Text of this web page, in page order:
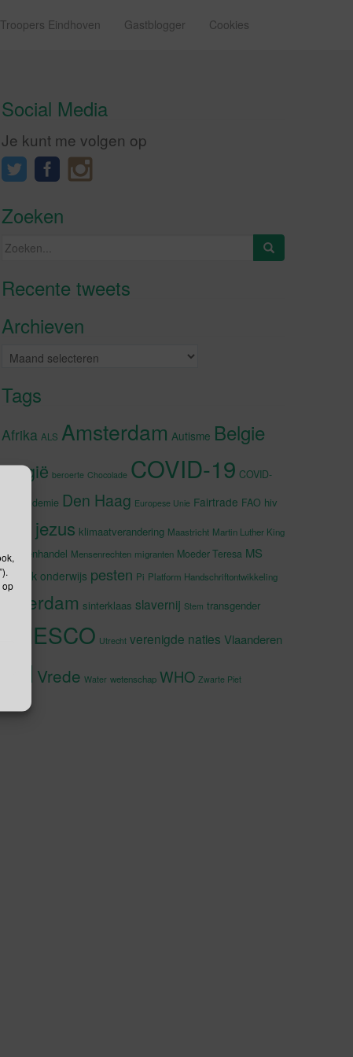
op
Eindhoven Gastblogger Cookies
Social Media
Je kunt me volgen op
Zoeken
Zoeken
Recente tweetsKlik om marketing cookies te
Archieven
Archieven
Tags
Afrika ALS Amsterdam Autisme Belgie
België beroerte Chocolade COVID-19 COVID-
19-pandemie Den Haag Europese Unie Fairtrade FAO hiv
jezus klimaatverandering Maastricht Martin Luther King
Mensenhandel Mensenrechten migranten Moeder Teresa MS
muziek onderwijs pesten Pi Platform Handschriftontwikkeling
rotterdam sinterklaas slavernij Stem transgender
UNESCO Utrecht verenigde naties Vlaanderen
VN Vrede Water wetenschap WHO Zwarte Piet